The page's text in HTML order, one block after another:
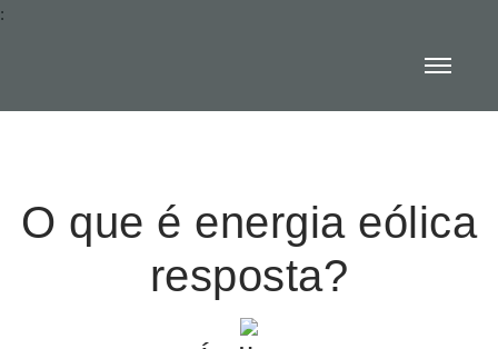
:
O que é energia eólica
resposta?